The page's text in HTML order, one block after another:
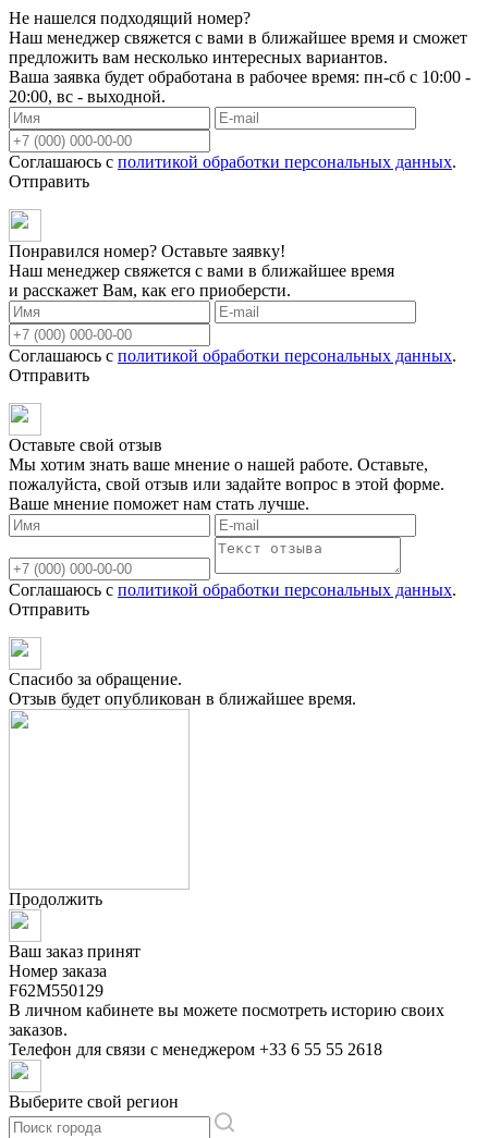
Не нашелся подходящий номер?
Наш менеджер свяжется с вами в ближайшее время и сможет
предложить вам несколько интересных вариантов.
Ваша заявка будет обработана в рабочее время: пн-сб с 10:00 -
20:00, вс - выходной.
Соглашаюсь с политикой обработки персональных данных.
Отправить
Понравился номер? Оставьте заявку!
Наш менеджер свяжется с вами в ближайшее время
и расскажет Вам, как его приоберсти.
Соглашаюсь с политикой обработки персональных данных.
Отправить
Оставьте свой отзыв
Мы хотим знать ваше мнение о нашей работе. Оставьте,
пожалуйста, свой отзыв или задайте вопрос в этой форме.
Ваше мнение поможет нам стать лучше.
Соглашаюсь с политикой обработки персональных данных.
Отправить
Спасибо за обращение.
Отзыв будет опубликован в ближайшее время.
Продолжить
Ваш заказ принят
Номер заказа
F62M550129
В личном кабинете вы можете посмотреть историю своих
заказов.
Телефон для связи с менеджером +33 6 55 55 2618
Выберите свой регион